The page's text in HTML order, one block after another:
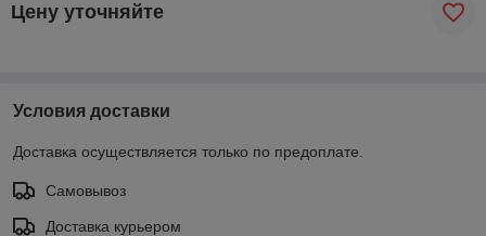
Цену уточняйте
Условия доставки
Доставка осуществляется только по предоплате.
Самовывоз
Доставка курьером